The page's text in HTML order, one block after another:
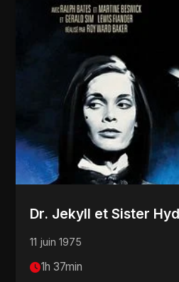
Dr. Jekyll et Sister
11 juin 1975
1h 37min